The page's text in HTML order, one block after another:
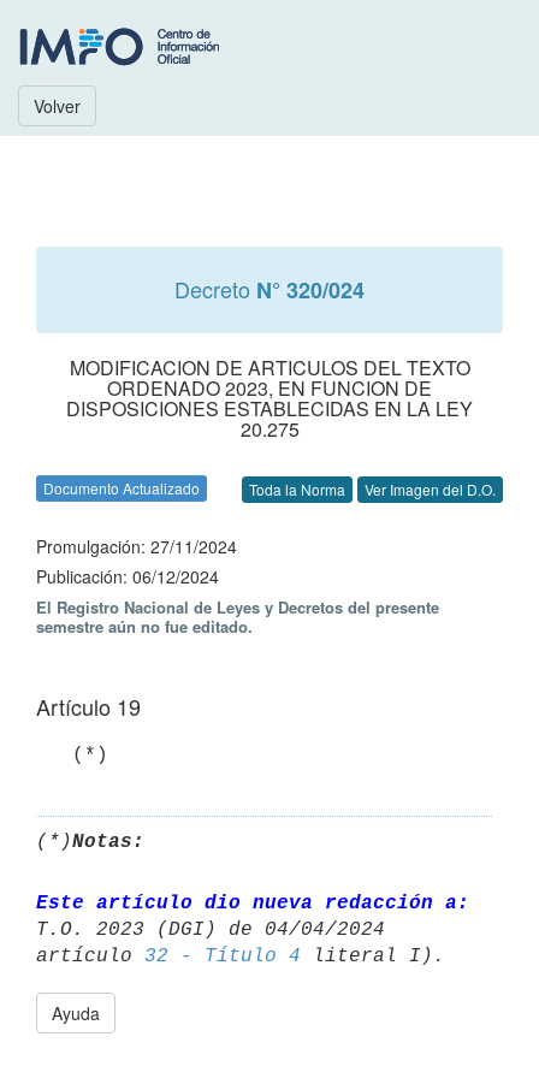
Volver
Decreto N° 320/024
MODIFICACION DE ARTICULOS DEL TEXTO
ORDENADO 2023, EN FUNCION DE
DISPOSICIONES ESTABLECIDAS EN LA LEY
20.275
Documento Actualizado Toda la Norma Ver Imagen del D.O.
Promulgación: 27/11/2024
Publicación: 06/12/2024
El Registro Nacional de Leyes y Decretos del presente
semestre aún no fue editado.
Artículo 19
   (*)
(*)Notas:
Este artículo dio nueva redacción a:
T.O. 2023 (DGI) de 04/04/2024
artículo 32 - Título 4
Ayuda